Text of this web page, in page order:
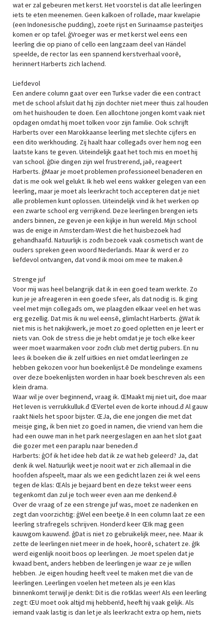
wat er zal gebeuren met kerst. Het voorstel is dat alle leerlingen
iets te eten meenemen. Geen kalkoen of rollade, maar kwelapie
(een Indonesische pudding), zoete rijst en Surinaamse pasteitjes
komen er op tafel. ģVroeger was er met kerst wel eens een
leerling die op piano of cello een langzaam deel van Händel
speelde, de rector las een spannend kerstverhaal voorē,
herinnert Harberts zich lachend.
Liefdevol
Een andere column gaat over een Turkse vader die een contract
met de school afsluit dat hij zijn dochter niet meer thuis zal houden
om het huishouden te doen. Een allochtone jongen komt vaak niet
opdagen omdat hij moet tolken voor zijn familie. Ook schrijft
Harberts over een Marokkaanse leerling met slechte cijfers en
een dito werkhouding. Zij haalt haar collegađs over hem nog een
laatste kans te geven. Uiteindelijk gaat het toch mis en moet hij
van school. ģDie dingen zijn wel frustrerend, jaē, reageert
Harberts. ģMaar je moet problemen professioneel benaderen en
dat is me ook wel gelukt. Ik heb wel eens wakker gelegen van een
leerling, maar je moet als leerkracht toch accepteren dat je niet
alle problemen kunt oplossen. Uiteindelijk vind ik het werken op
een zwarte school erg verrijkend. Deze leerlingen brengen iets
anders binnen, ze geven je een kijkje in hun wereld. Mijn school
was de enige in Amsterdam-West die het huisbezoek had
gehandhaafd. Natuurlijk is zođn bezoek vaak cosmetisch want de
ouders spreken geen woord Nederlands. Maar ik werd er zo
liefdevol ontvangen, dat vond ik mooi om mee te maken.ē
Strenge juf
Voor mij was heel belangrijk dat ik in een goed team werkte. Zo
kun je je afreageren in een goede sfeer, als dat nodig is. Ik ging
veel met mijn collegađs om, we plaagden elkaar veel en het was
erg gezellig. Dat mis ik nu wel eensē, glimlacht Harberts. ģWat ik
niet mis is het nakijkwerk, je moet zo goed opletten en je leert er
niets van. Ook de stress die je hebt omdat je je toch elke keer
weer moet waarmaken voor zođn club met dertig pubers. En nu
lees ik boeken die ik zelf uitkies en niet omdat leerlingen ze
hebben gekozen voor hun boekenlijst.ē De mondelinge examens
over deze boekenlijsten worden in haar boek beschreven als een
klein drama.
Waar wil je over beginnenđ, vraag ik. ŒMaakt mij niet uit, doe maar
Het leven is verrukkulluk.đ ŒVertel even de korte inhoud.đ Al gauw
raakt Niels het spoor bijster. ŒJa, die ene jongen die met dat
meisje ging, ik ben niet zo goed in namen, die vriend van hem die
had een ouwe man in het park neergeslagen en aan het slot gaat
die gozer met een paraplu naar beneden.đ
Harberts: ģOf ik het idee heb dat ik ze wat heb geleerd? Ja, dat
denk ik wel. Natuurlijk weet je nooit wat er zich allemaal in die
hoofden afspeelt, maar als we een gedicht lazen zei ik wel eens
tegen de klas: ŒAls je bejaard bent en deze tekst weer eens
tegenkomt dan zul je toch weer even aan me denkenđ.ē
Over de vraag of ze een strenge juf was, moet ze nadenken en
zegt dan voorzichtig: ģWel een beetje.ē In een column laat ze een
leerling strafregels schrijven. Honderd keer ŒIk mag geen
kauwgom kauwenđ. ģDat is niet zo gebruikelijk meer, nee. Maar ik
zette de leerlingen niet meer in de hoek, hoorē, schatert ze. ģIk
werd eigenlijk nooit boos op leerlingen. Je moet spelen dat je
kwaad bent, anders hebben de leerlingen je waar ze je willen
hebben. Je eigen houding heeft veel te maken met die van de
leerlingen. Leerlingen voelen het meteen als je een klas
binnenkomt terwijl je denkt: Dit is die rotklas weer! Als een leerling
zegt: ŒU moet ook altijd mij hebben!đ, heeft hij vaak gelijk. Als
iemand vaak lastig is dan let je als leerkracht extra op hem, niets